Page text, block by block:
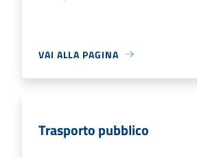
VAI ALLA PAGINA
Trasporto pubblico